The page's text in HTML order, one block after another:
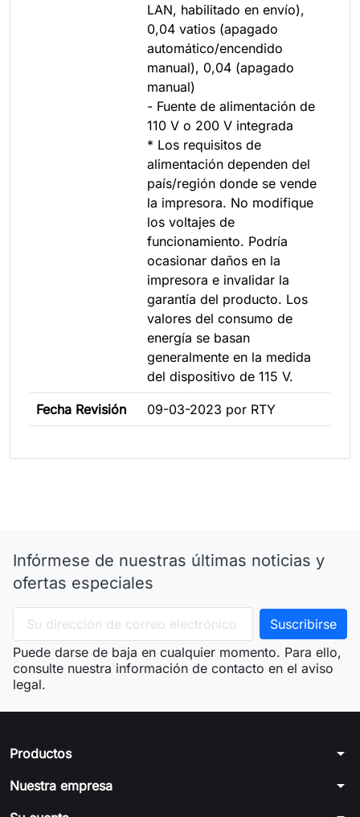
LAN, habilitado en envío),
0,04 vatios (apagado
automático/encendido
manual), 0,04 (apagado
manual)
- Fuente de alimentación de
110 V o 200 V integrada
* Los requisitos de
alimentación dependen del
país/región donde se vende
la impresora. No modifique
los voltajes de
funcionamiento. Podría
ocasionar daños en la
impresora e invalidar la
garantía del producto. Los
valores del consumo de
energía se basan
generalmente en la medida
del dispositivo de 115 V.
Fecha Revisión 09-03-2023 por RTY
Infórmese de nuestras últimas noticias y
ofertas especiales
Puede darse de baja en cualquier momento. Para ello,
consulte nuestra información de contacto en el aviso
legal.
Productos arrow_drop_down
Nuestra empresa arrow_drop_down